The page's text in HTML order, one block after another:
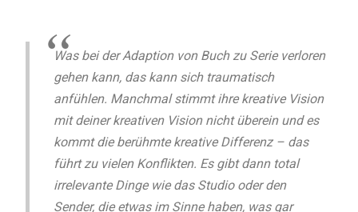
Was bei der Adaption von Buch zu Serie verloren
gehen kann, das kann sich traumatisch
anfühlen. Manchmal stimmt ihre kreative Vision
mit deiner kreativen Vision nicht überein und es
kommt die berühmte kreative Differenz – das
führt zu vielen Konflikten. Es gibt dann total
irrelevante Dinge wie das Studio oder den
Sender, die etwas im Sinne haben, was gar